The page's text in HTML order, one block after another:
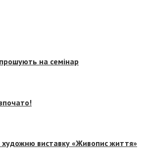
на семінар
художню виставку «Живопис життя»